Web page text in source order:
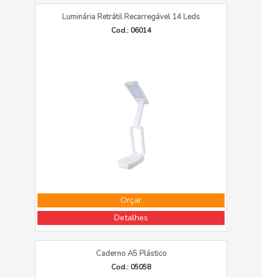
Luminária Retrátil Recarregável 14 Leds
Cod.: 06014
Orçar
Detalhes
Caderno A5 Plástico
Cod.: 05058